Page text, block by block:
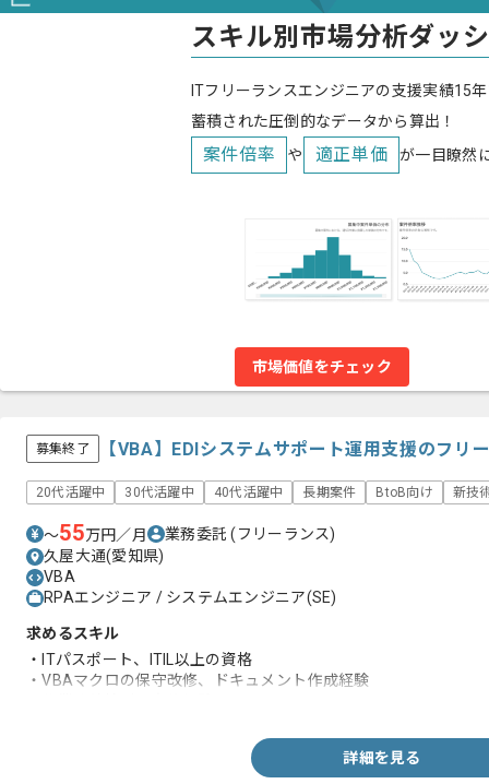
スキル別市場分析ダッ
ITフリーランスエンジニアの支援実績15
蓄積された圧倒的なデータから算出！
案件倍率 や 適正単価 が一目瞭然
市場価値をチェック
募集終了 【VBA】EDIシステムサポート運用支援のフリ
20代活躍中 30代活躍中 40代活躍中 長期案件 BtoB向け 新技
〜55万円／月 業務委託(フリーランス)
久屋大通(愛知県)
VBA
RPAエンジニア / システムエンジニア(SE)
求めるスキル
・ITパスポート、ITIL以上の資格
・VBAマクロの保守改修、ドキュメント作成経験
詳細を見る